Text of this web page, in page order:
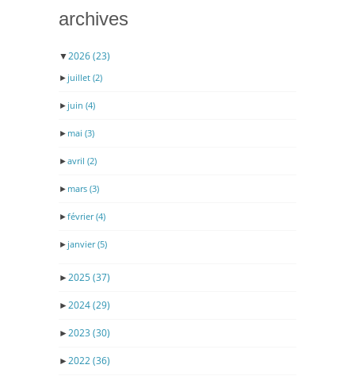
archives
▼2026(23)
► juillet (2)
► juin (4)
► mai (3)
►avril (2)
► mars (3)
►février(4)
► janvier(5)
►2025(37)
►2024(29)
►2023 (30)
►2022(36)